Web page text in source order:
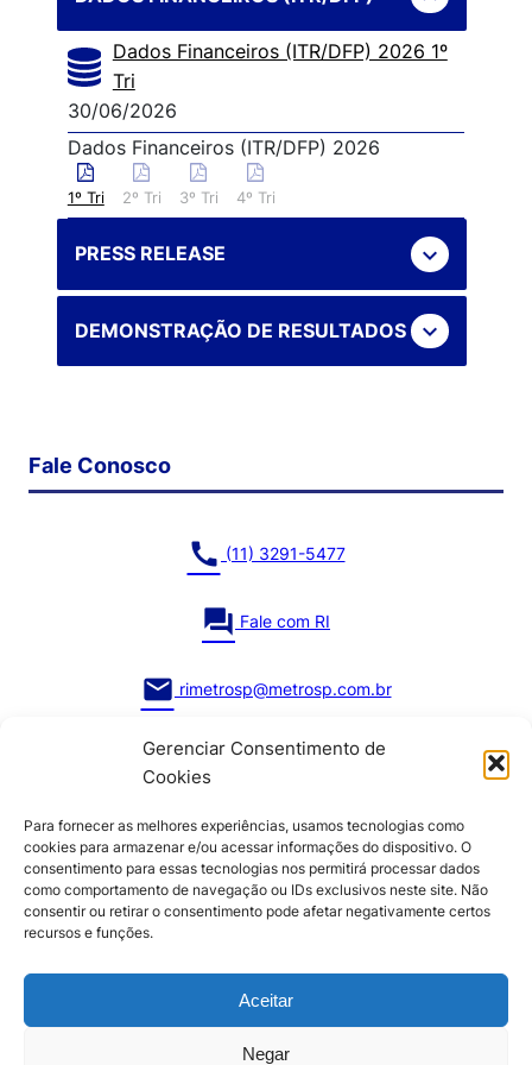
Gerenciar Consentimento de
Cookies
Para fornecer as melhores experiências, usamos tecnologias como
cookies para armazenar e/ou acessar informações do dispositivo. O
consentimento para essas tecnologias nos permitirá processar dados
como comportamento de navegação ou IDs exclusivos neste site. Não
consentir ou retirar o consentimento pode afetar negativamente certos
recursos e funções.
Aceitar
Negar
Dados Financeiros (ITR/DFP) 2026 1º
Tri
30/06/2026
Dados Financeiros (ITR/DFP) 2026
1º Tri 2º Tri 3º Tri 4º Tri
PRESS RELEASE expand_more
DEMONSTRAÇÃO DE RESULTADOS expand_more
Fale Conosco
call (11) 3291-5477
question_answer Fale com RI
mail rimetrosp@metrosp.com.br
Fale Conosco